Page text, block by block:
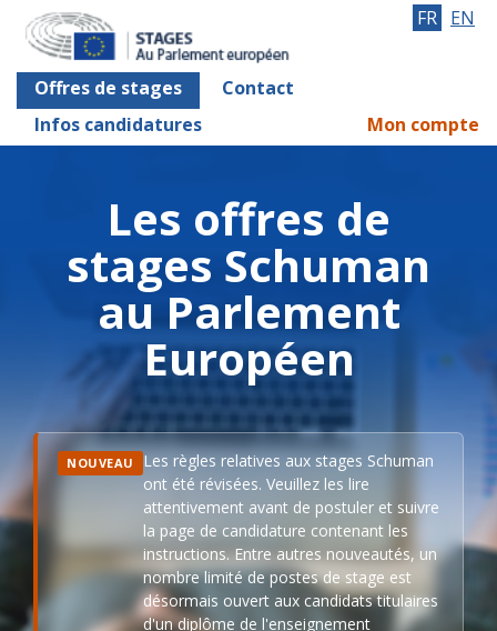
Offres de stages
Contact
Infos candidatures
FR EN
Mon compte
Les offres de
stages Schuman
au Parlement
Européen
NOUVEAU
Les règles relatives aux stages Schuman
ont été révisées. Veuillez les lire
attentivement avant de postuler et suivre
la page de candidature contenant les
instructions. Entre autres nouveautés, un
nombre limité de postes de stage est
désormais ouvert aux candidats titulaires
d'un diplôme de l'enseignement